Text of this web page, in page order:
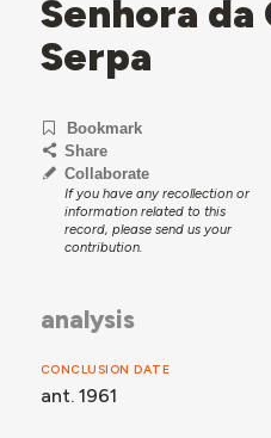
Senhora da
Serpa
Bookmark
Share
Collaborate
If you have any recollection or
information related to this
record, please send us your
contribution.
analysis
CONCLUSION DATE
ant. 1961